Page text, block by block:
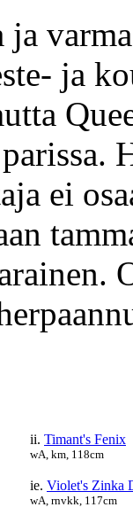
ja
ja
ei
ii. Timant's Fenix
wA, km, 118cm
ie. Violet's Zinka
wA, rnvkk, 117cm